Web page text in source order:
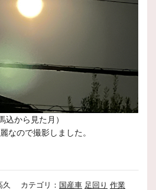
から見た月）
なので撮影しました。
久 カテゴリ： 国産車 足回り 作業